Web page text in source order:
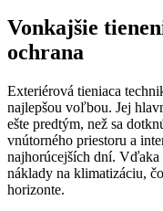
Vonkajšie
ochrana
Exteriérová tieniaca
najlepšou voľbou. Jej
ešte predtým, než sa
vnútorného priestoru a
najhorúcejších dní. Vďaka
náklady na klimatizáciu,
horizonte.